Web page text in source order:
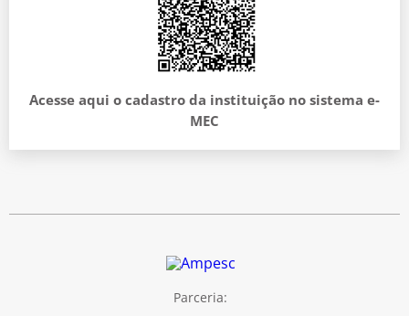
Acesse aqui o cadastro da instituição no sistema e-
MEC
Parceria: